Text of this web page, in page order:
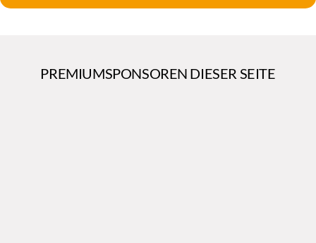
PREMIUMSPONSOREN DIESER SEITE